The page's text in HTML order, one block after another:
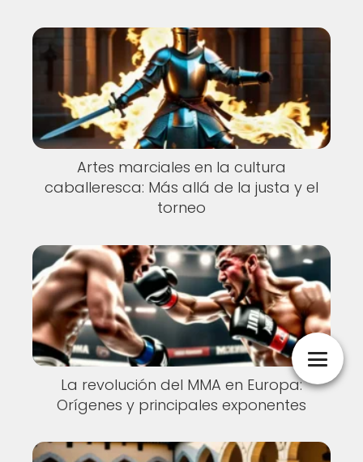
Artes marciales en la cultura
caballeresca: Más allá de la justa y el
torneo
La revolución del MMA en Europa:
Orígenes y principales exponentes